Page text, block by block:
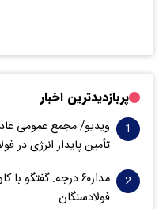
پربازدیدترین اخبار
ویدیو/ مجمع عمومی
تأمین پایدار انرژی در
مدار‌۶٠ درجه:
فولادسنگان